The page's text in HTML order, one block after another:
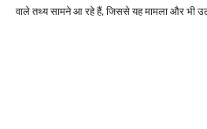
वाले तथ्य सामने आ रहे हैं, जिससे यह मामला और भी